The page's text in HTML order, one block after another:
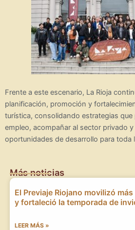
Frente a este escenario, La Rioja
planificación, promoción y
turística, consolidando estrategias
empleo, acompañar al sector privado
oportunidades de desarrollo para toda
Más noticias
El Previaje Riojano movilizó
y fortaleció la temporada de
LEER MÁS »